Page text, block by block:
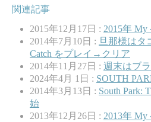
関連記事
2015年12月17日 : 2015年 My
2014年7月10日 : 旦那様はタ
Catch をプレイ→クリア
2014年11月27日 : 週末はブ
2024年4月 1日 : SOUTH
2014年3月13日 : South Park:
始
2013年12月26日 : 2013年 My